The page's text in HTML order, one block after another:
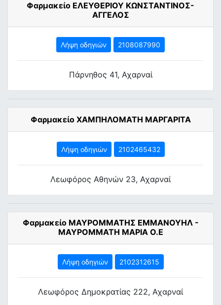
Φαρμακείο ΕΛΕΥΘΕΡΙΟΥ ΚΩΝΣΤΑΝΤΙΝΟΣ-
ΑΓΓΕΛΟΣ
Λήψη οδηγιών 2108087990
Πάρνηθος 41, Αχαρναί
Φαρμακείο ΧΑΜΠΗΛΟΜΑΤΗ ΜΑΡΓΑΡΙΤΑ
Λήψη οδηγιών 2102465432
Λεωφόρος Αθηνών 23, Αχαρναί
Φαρμακείο ΜΑΥΡΟΜΜΑΤΗΣ ΕΜΜΑΝΟΥΗΛ -
ΜΑΥΡΟΜΜΑΤΗ ΜΑΡΙΑ Ο.Ε
Λήψη οδηγιών 2102312615
Λεωφόρος Δημοκρατίας 222, Αχαρναί